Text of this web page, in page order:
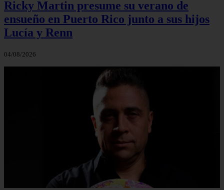
Ricky Martin presume su verano de
ensueño en Puerto Rico junto a sus hijos
Lucía y Renn
04/08/2026